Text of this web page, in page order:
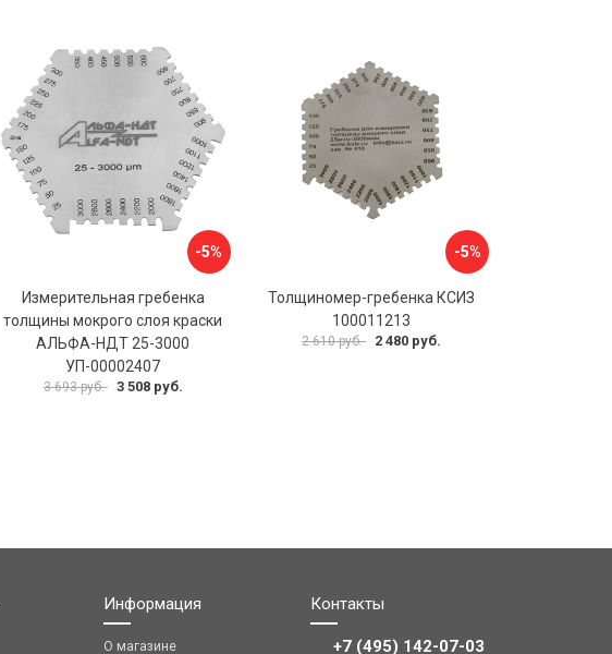
-5%
Измерительная гребенка
толщины мокрого слоя краски
АЛЬФА-НДТ 25-3000
УП-00002407
3 693 руб. 3 508 руб.
-5%
Толщиномер-гребенка КСИЗ
100011213
2 610 руб. 2 480 руб.
Информация
О магазине
Контакты
+7 (495) 142-07-03